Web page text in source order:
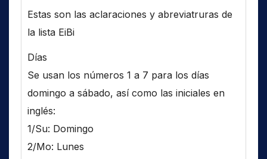
Estas son las aclaraciones y abreviatruras de
la lista EiBi
Días
Se usan los números 1 a 7 para los días
domingo a sábado, así como las iniciales en
inglés:
1/Su: Domingo
2/Mo: Lunes